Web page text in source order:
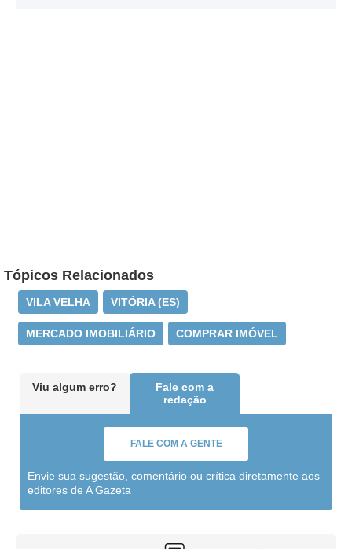
Tópicos Relacionados
VILA VELHA VITÓRIA (ES)
MERCADO IMOBILIÁRIO COMPRAR IMÓVEL
Viu algum erro?
Fale com a
redação
FALE COM A GENTE
Envie sua sugestão, comentário ou crítica diretamente aos
editores de A Gazeta